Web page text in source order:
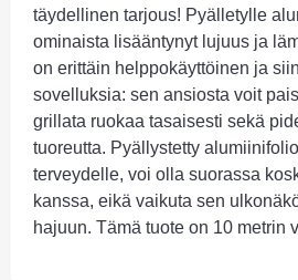
täydellinen tarjous! Pyälletylle
ominaista lisääntynyt lujuus ja
on erittäin helppokäyttöinen ja
sovelluksia: sen ansiosta voit
grillata ruokaa tasaisesti sekä
tuoreutta. Pyällystetty
terveydelle, voi olla suorassa
kanssa, eikä vaikuta sen
hajuun. Tämä tuote on 10 metrin